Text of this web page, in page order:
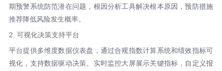
期预警系统防范潜在问题，根因分析工具解决根本原因，预防措施
推荐降低风险发生概率。
2. 可视化决策支持平台
平台提供多维度数据仪表盘，通过合规指数计算系统和绩效指标可
视化，支持数据驱动决策。实时监控大屏展示关键指标，自定义报